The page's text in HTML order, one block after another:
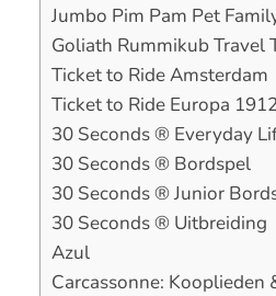
Jumbo Pim Pam Pet
Goliath Rummikub Travel
Ticket to Ride Amsterdam
Ticket to Ride Europa
30 Seconds ® Everyday
30 Seconds ® Bordspel
30 Seconds ® Junior
30 Seconds ® Uitbreiding
Azul
Carcassonne: Kooplieden